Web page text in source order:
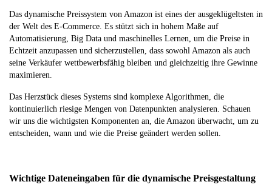
Das dynamische Preissystem von Amazon ist eines der ausgeklügeltsten in
der Welt des E-Commerce. Es stützt sich in hohem Maße auf
Automatisierung, Big Data und maschinelles Lernen, um die Preise in
Echtzeit anzupassen und sicherzustellen, dass sowohl Amazon als auch
seine Verkäufer wettbewerbsfähig bleiben und gleichzeitig ihre Gewinne
maximieren.
Das Herzstück dieses Systems sind komplexe Algorithmen, die
kontinuierlich riesige Mengen von Datenpunkten analysieren. Schauen
wir uns die wichtigsten Komponenten an, die Amazon überwacht, um zu
entscheiden, wann und wie die Preise geändert werden sollen.
Wichtige Dateneingaben für die dynamische Preisgestaltung